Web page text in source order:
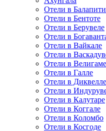
Отели в
Отели в Бентоте
Отели в Берувеле
Отели в
Отели в Вайкале
Отели в
Отели в Велигаме
Отели в Галле
Отели в Диквелле
Отели в
Отели в Калутаре
Отели в Коггале
Отели в Коломбо
Отели в Косгоде